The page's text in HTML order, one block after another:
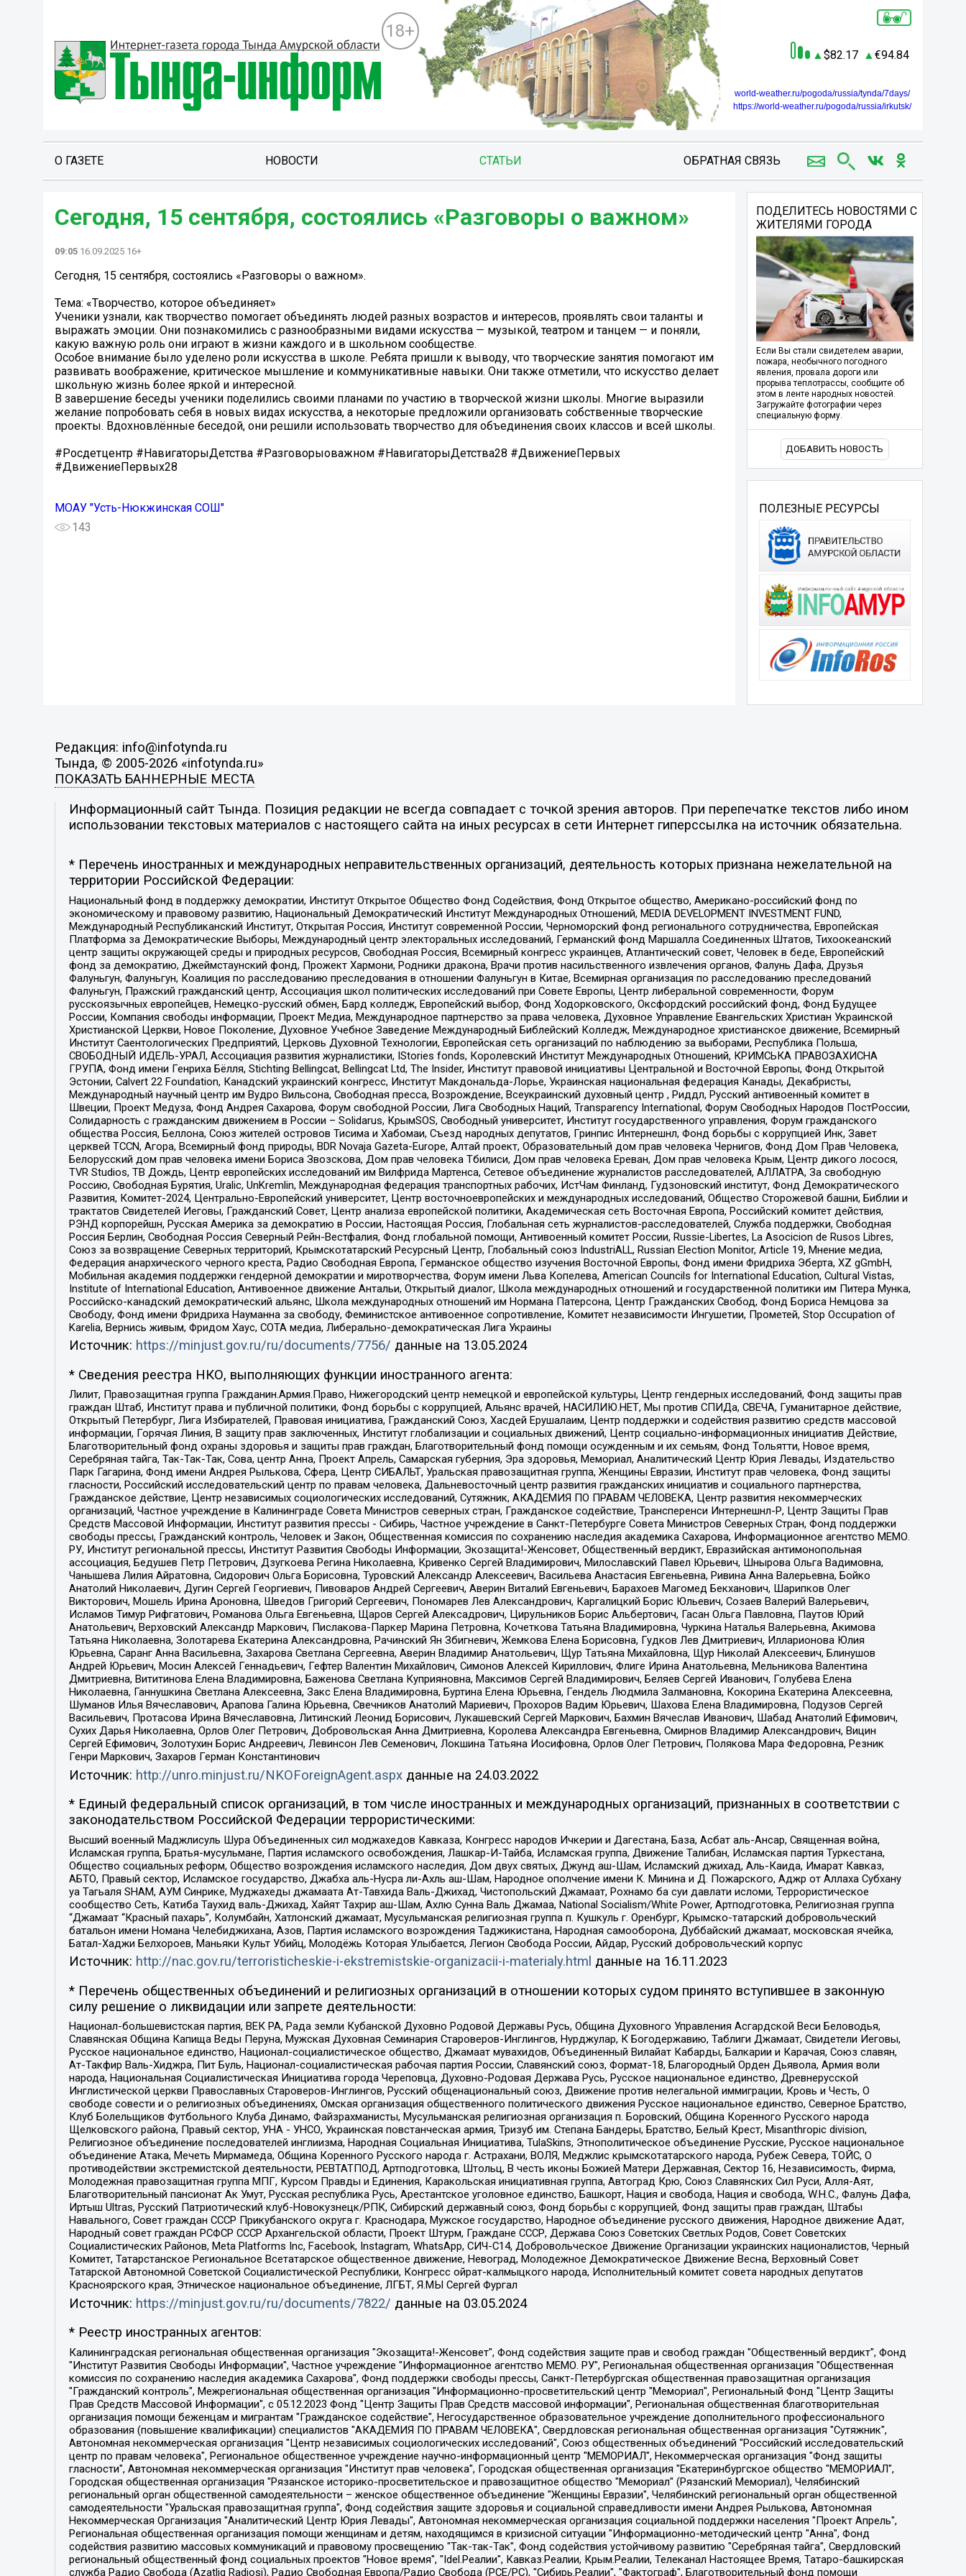
18+
82.17 94.84
world-weather.ru/pogoda/russia/tynda/7days/
https://world-weather.ru/pogoda/russia/irkutsk/
О ГАЗЕТЕ НОВОСТИ СТАТЬИ ОБРАТНАЯ СВЯЗЬ
Сегодня, 15 сентября, состоялись «Разговоры о важном»
09:05 16.09.2025 16+
Сегодня, 15 сентября, состоялись «Разговоры о важном».
Тема: «Творчество, которое объединяет»
Ученики узнали, как творчество помогает объединять людей разных возрастов и интересов, проявлять свои таланты и
выражать эмоции. Они познакомились с разнообразными видами искусства — музыкой, театром и танцем — и поняли,
какую важную роль они играют в жизни каждого и в школьном сообществе.
Особое внимание было уделено роли искусства в школе. Ребята пришли к выводу, что творческие занятия помогают им
развивать воображение, критическое мышление и коммуникативные навыки. Они также отметили, что искусство делает
школьную жизнь более яркой и интересной.
В завершение беседы ученики поделились своими планами по участию в творческой жизни школы. Многие выразили
желание попробовать себя в новых видах искусства, а некоторые предложили организовать собственные творческие
проекты. Вдохновлённые беседой, они решили использовать творчество для объединения своих классов и всей школы.
#Росдетцентр #НавигаторыДетства #Разговорыоважном #НавигаторыДетства28 #ДвижениеПервых
#ДвижениеПервых28
МОАУ "Усть-Нюкжинская СОШ"
143
ПОДЕЛИТЕСЬ НОВОСТЯМИ С
ЖИТЕЛЯМИ ГОРОДА
Если Вы стали свидетелем аварии,
пожара, необычного погодного
явления, провала дороги или
прорыва теплотрассы, сообщите об
этом в ленте народных новостей.
Загружайте фотографии через
специальную форму.
ДОБАВИТЬ НОВОСТЬ
ПОЛЕЗНЫЕ РЕСУРСЫ
Редакция: info@infotynda.ru
Тында, © 2005-2026 «infotynda.ru»
ПОКАЗАТЬ БАННЕРНЫЕ МЕСТА
Информационный сайт Тында. Позиция редакции не всегда совпадает с точкой зрения авторов. При перепечатке текстов либо ином
использовании текстовых материалов с настоящего сайта на иных ресурсах в сети Интернет гиперссылка на источник обязательна.
* Перечень иностранных и международных неправительственных организаций, деятельность которых признана нежелательной на
территории Российской Федерации:
Национальный фонд в поддержку демократии, Институт Открытое Общество Фонд Содействия, Фонд Открытое общество, Американо-российский фонд по
экономическому и правовому развитию, Национальный Демократический Институт Международных Отношений, MEDIA DEVELOPMENT INVESTMENT FUND,
Международный Республиканский Институт, Открытая Россия, Институт современной России, Черноморский фонд регионального сотрудничества, Европейская
Платформа за Демократические Выборы, Международный центр электоральных исследований, Германский фонд Маршалла Соединенных Штатов, Тихоокеанский
центр защиты окружающей среды и природных ресурсов, Свободная Россия, Всемирный конгресс украинцев, Атлантический совет, Человек в беде, Европейский
фонд за демократию, Джеймстаунский фонд, Прожект Хармони, Родники дракона, Врачи против насильственного извлечения органов, Фалунь Дафа, Друзья
Фалуньгун, Фалуньгун, Коалиция по расследованию преследования в отношении Фалуньгун в Китае, Всемирная организация по расследованию преследований
Фалуньгун, Пражский гражданский центр, Ассоциация школ политических исследований при Совете Европы, Центр либеральной современности, Форум
русскоязычных европейцев, Немецко-русский обмен, Бард колледж, Европейский выбор, Фонд Ходорковского, Оксфордский российский фонд, Фонд Будущее
России, Компания свободы информации, Проект Медиа, Международное партнерство за права человека, Духовное Управление Евангельских Христиан Украинской
Христианской Церкви, Новое Поколение, Духовное Учебное Заведение Международный Библейский Колледж, Международное христианское движение, Всемирный
Институт Саентологических Предприятий, Церковь Духовной Технологии, Европейская сеть организаций по наблюдению за выборами, Республика Польша,
СВОБОДНЫЙ ИДЕЛЬ-УРАЛ, Ассоциация развития журналистики, IStories fonds, Королевский Институт Международных Отношений, КРИМСЬКА ПРАВОЗАХИСНА
ГРУПА, Фонд имени Генриха Бёлля, Stichting Bellingcat, Bellingcat Ltd, The Insider, Институт правовой инициативы Центральной и Восточной Европы, Фонд Открытой
Эстонии, Calvert 22 Foundation, Канадский украинский конгресс, Институт Макдональда-Лорье, Украинская национальная федерация Канады, Декабристы,
Международный научный центр им Вудро Вильсона, Свободная пресса, Возрождение, Всеукраинский духовный центр , Риддл, Русский антивоенный комитет в
Швеции, Проект Медуза, Фонд Андрея Сахарова, Форум свободной России, Лига Свободных Наций, Transparеncy International, Форум Свободных Народов ПостРоссии,
Солидарность с гражданским движением в России – Solidarus, КрымSOS, Свободный университет, Институт государственного управления, Форум гражданского
общества Россия, Беллона, Союз жителей островов Тисима и Хабомаи, Съезд народных депутатов, Гринпис Интернешнл, Фонд борьбы с коррупцией Инк, Завет
церквей TCCN, Агора, Всемирный фонд природы, BDR Novaja Gazeta-Europe, Алтай проект, Образовательный дом прав человека Чернигов, Фонд Дом Прав Человека,
Белорусский дом прав человека имени Бориса Звозскова, Дом прав человека Тбилиси, Дом прав человека Ереван, Дом прав человека Крым, Центр дикого лосося,
TVR Studios, ТВ Дождь, Центр европейских исследований им Вилфрида Мартенса, Сетевое объединение журналистов расследователей, АЛЛАТРА, За свободную
Россию, Свободная Бурятия, Uralic, UnKremlin, Международная федерация транспортных рабочих, ИстЧам Финланд, Гудзоновский институт, Фонд Демократического
Развития, Комитет-2024, Центрально-Европейский университет, Центр восточноевропейских и международных исследований, Общество Сторожевой башни, Библии и
трактатов Свидетелей Иеговы, Гражданский Совет, Центр анализа европейской политики, Академическая сеть Восточная Европа, Российский комитет действия,
РЭНД корпорейшн, Русская Америка за демократию в России, Настоящая Россия, Глобальная сеть журналистов-расследователей, Служба поддержки, Свободная
Россия Берлин, Свободная Россия Северный Рейн-Вестфалия, Фонд глобальной помощи, Антивоенный комитет России, Russie-Libertes, La Asocicion de Rusos Libres,
Союз за возвращение Северных территорий, Крымскотатарский Ресурсный Центр, Глобальный союз IndustriALL, Russian Election Monitor, Article 19, Мнение медиа,
Федерация анархического черного креста, Радио Свободная Европа, Германское общество изучения Восточной Европы, Фонд имени Фридриха Эберта, XZ gGmbH,
Мобильная академия поддержки гендерной демократии и миротворчества, Форум имени Льва Копелева, American Councils for International Education, Cultural Vistas,
Institute of International Education, Антивоенное движение Антальи, Открытый диалог, Школа международных отношений и государственной политики им Питера Мунка,
Российско-канадский демократический альянс, Школа международных отношений им Нормана Патерсона, Центр Гражданских Свобод, Фонд Бориса Немцова за
Свободу, Фонд имени Фридриха Науманна за свободу, Феминистское антивоенное сопротивление, Комитет независимости Ингушетии, Прометей, Stop Occupation of
Karelia, Вернись живым, Фридом Хаус, СОТА медиа, Либерально-демократическая Лига Украины
Источник: https://minjust.gov.ru/ru/documents/7756/ данные на 13.05.2024
* Сведения реестра НКО, выполняющих функции иностранного агента:
Лилит, Правозащитная группа Гражданин.Армия.Право, Нижегородский центр немецкой и европейской культуры, Центр гендерных исследований, Фонд защиты прав
граждан Штаб, Институт права и публичной политики, Фонд борьбы с коррупцией, Альянс врачей, НАСИЛИЮ.НЕТ, Мы против СПИДа, СВЕЧА, Гуманитарное действие,
Открытый Петербург, Лига Избирателей, Правовая инициатива, Гражданский Союз, Хасдей Ерушалаим, Центр поддержки и содействия развитию средств массовой
информации, Горячая Линия, В защиту прав заключенных, Институт глобализации и социальных движений, Центр социально-информационных инициатив Действие,
Благотворительный фонд охраны здоровья и защиты прав граждан, Благотворительный фонд помощи осужденным и их семьям, Фонд Тольятти, Новое время,
Серебряная тайга, Так-Так-Так, Сова, центр Анна, Проект Апрель, Самарская губерния, Эра здоровья, Мемориал, Аналитический Центр Юрия Левады, Издательство
Парк Гагарина, Фонд имени Андрея Рылькова, Сфера, Центр СИБАЛЬТ, Уральская правозащитная группа, Женщины Евразии, Институт прав человека, Фонд защиты
гласности, Российский исследовательский центр по правам человека, Дальневосточный центр развития гражданских инициатив и социального партнерства,
Гражданское действие, Центр независимых социологических исследований, Сутяжник, АКАДЕМИЯ ПО ПРАВАМ ЧЕЛОВЕКА, Центр развития некоммерческих
организаций, Частное учреждение в Калининграде Совета Министров северных стран, Гражданское содействие, Трансперенси Интернешнл-Р, Центр Защиты Прав
Средств Массовой Информации, Институт развития прессы - Сибирь, Частное учреждение в Санкт-Петербурге Совета Министров Северных Стран, Фонд поддержки
свободы прессы, Гражданский контроль, Человек и Закон, Общественная комиссия по сохранению наследия академика Сахарова, Информационное агентство МЕМО.
РУ, Институт региональной прессы, Институт Развития Свободы Информации, Экозащита!-Женсовет, Общественный вердикт, Евразийская антимонопольная
ассоциация, Бедушев Петр Петрович, Дзугкоева Регина Николаевна, Кривенко Сергей Владимирович, Милославский Павел Юрьевич, Шнырова Ольга Вадимовна,
Чанышева Лилия Айратовна, Сидорович Ольга Борисовна, Туровский Александр Алексеевич, Васильева Анастасия Евгеньевна, Ривина Анна Валерьевна, Бойко
Анатолий Николаевич, Дугин Сергей Георгиевич, Пивоваров Андрей Сергеевич, Аверин Виталий Евгеньевич, Барахоев Магомед Бекханович, Шарипков Олег
Викторович, Мошель Ирина Ароновна, Шведов Григорий Сергеевич, Пономарев Лев Александрович, Каргалицкий Борис Юльевич, Созаев Валерий Валерьевич,
Исламов Тимур Рифгатович, Романова Ольга Евгеньевна, Щаров Сергей Алексадрович, Цирульников Борис Альбертович, Гасан Ольга Павловна, Паутов Юрий
Анатольевич, Верховский Александр Маркович, Пислакова-Паркер Марина Петровна, Кочеткова Татьяна Владимировна, Чуркина Наталья Валерьевна, Акимова
Татьяна Николаевна, Золотарева Екатерина Александровна, Рачинский Ян Збигневич, Жемкова Елена Борисовна, Гудков Лев Дмитриевич, Илларионова Юлия
Юрьевна, Саранг Анна Васильевна, Захарова Светлана Сергеевна, Аверин Владимир Анатольевич, Щур Татьяна Михайловна, Щур Николай Алексеевич, Блинушов
Андрей Юрьевич, Мосин Алексей Геннадьевич, Гефтер Валентин Михайлович, Симонов Алексей Кириллович, Флиге Ирина Анатольевна, Мельникова Валентина
Дмитриевна, Вититинова Елена Владимировна, Баженова Светлана Куприяновна, Максимов Сергей Владимирович, Беляев Сергей Иванович, Голубева Елена
Николаевна, Ганнушкина Светлана Алексеевна, Закс Елена Владимировна, Буртина Елена Юрьевна, Гендель Людмила Залмановна, Кокорина Екатерина Алексеевна,
Шуманов Илья Вячеславович, Арапова Галина Юрьевна, Свечников Анатолий Мариевич, Прохоров Вадим Юрьевич, Шахова Елена Владимировна, Подузов Сергей
Васильевич, Протасова Ирина Вячеславовна, Литинский Леонид Борисович, Лукашевский Сергей Маркович, Бахмин Вячеслав Иванович, Шабад Анатолий Ефимович,
Сухих Дарья Николаевна, Орлов Олег Петрович, Добровольская Анна Дмитриевна, Королева Александра Евгеньевна, Смирнов Владимир Александрович, Вицин
Сергей Ефимович, Золотухин Борис Андреевич, Левинсон Лев Семенович, Локшина Татьяна Иосифовна, Орлов Олег Петрович, Полякова Мара Федоровна, Резник
Генри Маркович, Захаров Герман Константинович
Источник: http://unro.minjust.ru/NKOForeignAgent.aspxданные на 24.03.2022
* Единый федеральный список организаций, в том числе иностранных и международных организаций, признанных в соответствии с
законодательством Российской Федерации террористическими:
Высший военный Маджлисуль Шура Объединенных сил моджахедов Кавказа, Конгресс народов Ичкерии и Дагестана, База, Асбат аль-Ансар, Священная война,
Исламская группа, Братья-мусульмане, Партия исламского освобождения, Лашкар-И-Тайба, Исламская группа, Движение Талибан, Исламская партия Туркестана,
Общество социальных реформ, Общество возрождения исламского наследия, Дом двух святых, Джунд аш-Шам, Исламский джихад, Аль-Каида, Имарат Кавказ,
АБТО, Правый сектор, Исламское государство, Джабха аль-Нусра ли-Ахль аш-Шам, Народное ополчение имени К. Минина и Д. Пожарского, Аджр от Аллаха Субхану
уа Тагьаля SHAM, АУМ Синрике, Муджахеды джамаата Ат-Тавхида Валь-Джихад, Чистопольский Джамаат, Рохнамо ба суи давлати исломи, Террористическое
сообщество Сеть, Катиба Таухид валь-Джихад, Хайят Тахрир аш-Шам, Ахлю Сунна Валь Джамаа, National Socialism/White Power, Артподготовка, Религиозная группа
“Джамаат “Красный пахарь”, Колумбайн, Хатлонский джамаат, Мусульманская религиозная группа п. Кушкуль г. Оренбург, Крымско-татарский добровольческий
батальон имени Номана Челебиджихана, Азов, Партия исламского возрождения Таджикистана, Народная самооборона, Дуббайский джамаат, московская ячейка,
Батал-Хаджи Белхороев, Маньяки Культ Убийц, Молодёжь Которая Улыбается, Легион Свобода России, Айдар, Русский добровольческий корпус
Источник: http://nac.gov.ru/terroristicheskie-i-ekstremistskie-organizacii-i-materialy.html данные на 16.11.2023
* Перечень общественных объединений и религиозных организаций в отношении которых судом принято вступившее в законную
силу решение о ликвидации или запрете деятельности:
Национал-большевистская партия, ВЕК РА, Рада земли Кубанской Духовно Родовой Державы Русь, Община Духовного Управления Асгардской Веси Беловодья,
Славянская Община Капища Веды Перуна, Мужская Духовная Семинария Староверов-Инглингов, Нурджулар, К Богодержавию, Таблиги Джамаат, Свидетели Иеговы,
Русское национальное единство, Национал-социалистическое общество, Джамаат мувахидов, Объединенный Вилайат Кабарды, Балкарии и Карачая, Союз славян,
Ат-Такфир Валь-Хиджра, Пит Буль, Национал-социалистическая рабочая партия России, Славянский союз, Формат-18, Благородный Орден Дьявола, Армия воли
народа, Национальная Социалистическая Инициатива города Череповца, Духовно-Родовая Держава Русь, Русское национальное единство, Древнерусской
Инглистической церкви Православных Староверов-Инглингов, Русский общенациональный союз, Движение против нелегальной иммиграции, Кровь и Честь, О
свободе совести и о религиозных объединениях, Омская организация общественного политического движения Русское национальное единство, Северное Братство,
Клуб Болельщиков Футбольного Клуба Динамо, Файзрахманисты, Мусульманская религиозная организация п. Боровский, Община Коренного Русского народа
Щелковского района, Правый сектор, УНА - УНСО, Украинская повстанческая армия, Тризуб им. Степана Бандеры, Братство, Белый Крест, Misanthropic division,
Религиозное объединение последователей инглиизма, Народная Социальная Инициатива, TulaSkins, Этнополитическое объединение Русские, Русское национальное
объединение Атака, Мечеть Мирмамеда, Община Коренного Русского народа г. Астрахани, ВОЛЯ, Меджлис крымскотатарского народа, Рубеж Севера, ТОЙС, О
противодействии экстремистской деятельности, РЕВТАТПОД, Артподготовка, Штольц, В честь иконы Божией Матери Державная, Сектор 16, Независимость, Фирма,
Молодежная правозащитная группа МПГ, Курсом Правды и Единения, Каракольская инициативная группа, Автоград Крю, Союз Славянских Сил Руси, Алля-Аят,
Благотворительный пансионат Ак Умут, Русская республика Русь, Арестантское уголовное единство, Башкорт, Нация и свобода, Нация и свобода, W.H.С., Фалунь Дафа,
Иртыш Ultras, Русский Патриотический клуб-Новокузнецк/РПК, Сибирский державный союз, Фонд борьбы с коррупцией, Фонд защиты прав граждан, Штабы
Навального, Совет граждан СССР Прикубанского округа г. Краснодара, Мужское государство, Народное объединение русского движения, Народное движение Адат,
Народный совет граждан РСФСР СССР Архангельской области, Проект Штурм, Граждане СССР, Держава Союз Советских Светлых Родов, Совет Советских
Социалистических Районов, Meta Platforms Inc, Facebook, Instagram, WhatsApp, СИЧ-С14, Добровольческое Движение Организации украинских националистов, Черный
Комитет, Татарстанское Региональное Всетатарское общественное движение, Невоград, Молодежное Демократическое Движение Весна, Верховный Совет
Татарской Автономной Советской Социалистической Республики, Конгресс ойрат-калмыцкого народа, Исполнительный комитет совета народных депутатов
Красноярского края, Этническое национальное объединение, ЛГБТ, Я.МЫ Сергей Фургал
Источник: https://minjust.gov.ru/ru/documents/7822/ данные на 03.05.2024
* Реестр иностранных агентов:
Калининградская региональная общественная организация "Экозащита!-Женсовет", Фонд содействия защите прав и свобод граждан "Общественный вердикт", Фонд "Институт Развития Свободы Информации", Частное учреждение "Информационное агентство МЕМО. РУ", Региональная общественная организация "Общественная комиссия по сохранению наследия академика Сахарова", Фонд поддержки свободы прессы, Санкт-Петербургская общественная правозащитная организация "Гражданский контроль", Межрегиональная общественная организация "Информационно-просветительский центр "Мемориал", Региональный Фонд "Центр Защиты Прав Средств Массовой Информации", с 05.12.2023 Фонд "Центр Защиты Прав Средств массовой информации", Региональная общественная благотворительная организация помощи беженцам и мигрантам "Гражданское содействие", Негосударственное образовательное учреждение дополнительного профессионального образования (повышение квалификации) специалистов "АКАДЕМИЯ ПО ПРАВАМ ЧЕЛОВЕКА", Свердловская региональная общественная организация "Сутяжник", Автономная некоммерческая организация "Центр независимых социологических исследований", Союз общественных объединений "Российский исследовательский центр по правам человека", Региональное общественное учреждение научно-информационный центр "МЕМОРИАЛ", Некоммерческая организация "Фонд защиты гласности", Автономная некоммерческая организация "Институт прав человека", Городская общественная организация "Екатеринбургское общество "МЕМОРИАЛ", Городская общественная организация "Рязанское историко-просветительское и правозащитное общество "Мемориал" (Рязанский Мемориал), Челябинский региональный орган общественной самодеятельности – женское общественное объединение "Женщины Евразии", Челябинский региональный орган общественной самодеятельности "Уральская правозащитная группа", Фонд содействия защите здоровья и социальной справедливости имени Андрея Рылькова, Автономная Некоммерческая Организация "Аналитический Центр Юрия Левады", Автономная некоммерческая организация социальной поддержки населения "Проект Апрель", Региональная общественная организация помощи женщинам и детям, находящимся в кризисной ситуации "Информационно-методический центр "Анна", Фонд содействия развитию массовых коммуникаций и правовому просвещению "Так-так-Так", Фонд содействия устойчивому развитию "Серебряная тайга", Свердловский региональный общественный фонд социальных проектов "Новое время", "Idel.Реалии", Кавказ.Реалии, Крым.Реалии, Телеканал Настоящее Время, Татаро-башкирская служба Радио Свобода (Azatliq Radiosi), Радио Свободная Европа/Радио Свобода (PCE/PC), "Сибирь.Реалии", "Фактограф", Благотворительный фонд помощи осужденным и их семьям, Автономная некоммерческая организация "Институт глобализации и социальных движений", Фонд "В защиту прав заключенных", Частное учреждение "Центр поддержки и содействия развитию средств массовой информации", Пензенский региональный общественный благотворительный фонд "Гражданский союз", "Север.Реалии", Некоммерческая организация Фонд "Правовая инициатива", Общество с ограниченной ответственностью "Радио Свободная Европа/Радио Свобода", Чешское информационное агентство "MEDIUM-ORIENT", Красноярская региональная общественная организация "Мы против СПИДа", Камалягин Денис Николаевич, Маркелов Сергей Евгеньевич, Пономарев Лев Александрович, Савицкая Людмила Алексеевна, Автономная некоммерческая организация "Центр по работе с проблемой насилия "НАСИЛИЮ.НЕТ", Межрегиональный профессиональный союз работников здравоохранения "Альянс врачей", Юридическое лицо, зарегистрированное в Латвийской Республике, SIA "Medusa Project" (регистрационный номер 40103797863, дата регистрации 10.06.2014), Некоммерческая организация "Фонд по борьбе с коррупцией", Автономная некоммерческая организация "Институт права и публичной политики", Баданин Роман Сергеевич, Гликин Максим Александрович, Железнова Мария Михайловна, Лукьянова Юлия Сергеевна, Маетная Елизавета Витальевна, Маняхин Петр Борисович, Чуракова Ольга Владимировна, Ярош Юлия Петровна, Юридическое лицо "The Insider SIA", зарегистрированное в Риге, Латвийская Республика (дата регистрации 26.06.2015), являющееся администратором доменного имени интернет-издания "The Insider SIA", https://theins.ru, Постернак Алексей Евгеньевич, Рубин Михаил Аркадьевич, Анин Роман Александрович, Юридическое лицо Istories fonds, зарегистрированное в Латвийской Республике (регистрационный номер 50008295751, дата регистрации 24.02.2020), Великовский Дмитрий Александрович, Долинина Ирина Николаевна, Мароховская Алеся Алексеевна, Шлейнов Роман Юрьевич, Шмагун Олеся Валентиновна, Общество с ограниченной ответственностью "Альтаир 2021", Общество с ограниченной ответственностью "Вега 2021", Общество с ограниченной ответственностью "Главный редактор 2021", Общество с ограниченной ответственностью "Ромашки монолит", Важенков Артем Валерьевич, Ивановская областная общественная организация "Центр гендерных исследований", Гурман Юрий Альбертович, Медиапроект "ОВД-Инфо", Егоров Владимир Владимирович, Жилинский Владимир Александрович, Общество с ограниченной ответственностью "ЗП", Иванова София Юрьевна, Карезина Инна Павловна, Кильтау Екатерина Викторовна, Петров Алексей Викторович, Пискунов Сергей Евгеньевич, Смирнов Сергей Сергеевич, Тихонов Михаил Сергеевич, Общество с ограниченной ответственностью "ЖУРНАЛИСТ-ИНОСТРАННЫЙ АГЕНТ", Арапова Галина Юрьевна, Вольтская Татьяна Анатольевна, Американская компания "Mason G.E.S. Anonymous Foundation" (США), являющаяся владельцем интернет-издания https://mnews.world/, Компания "Stichting Bellingcat", зарегистрированная в Нидерландах (дата регистрации 11.07.2018), Захаров Андрей Вячеславович, Клепиковская Екатерина Дмитриевна, Общество с ограниченной ответственностью "МЕМО", Перл Роман Александрович, Симонов Евгений Алексеевич, Соловьева Елена Анатольевна, Сотников Даниил Владимирович, Сурначева Елизавета Дмитриевна, Автономная некоммерческая организация по защите прав человека и информированию населения "Якутия – Наше Мнение", Общество с ограниченной ответственностью "Москоу диджитал медиа", с 26.01.2023 Общество с ограниченной ответственностью "Чайка Белые сады", Ветошкина Валерия Валерьевна, Заговора Максим Александрович, Межрегиональное общественное движение "Российская ЛГБТ - сеть", Оленичев Максим Владимирович, Павлов Иван Юрьевич, Скворцова Елена Сергеевна, Общество с ограниченной ответственностью "Как бы инагент", Кочетков Игорь Викторович, Общество с ограниченной ответственностью "Честные выборы", Еланчик Олег Александрович, Общество с ограниченной ответственностью "Нобелевский призыв", Гималова Регина Эмилевна, Григорьев Андрей Валерьевич, Григорьева Алина Александровна, Ассоциация по содействию защите прав призывников, альтернативнослужащих и военнослужащих "Правозащитная группа "Гражданин.Армия.Право", Хисамова Регина Фаритовна, Автономная некоммерческая организация по реализации социально-правовых программ "Лилит", Дальневосточное общественное движение "Маяк", Санкт-Петербургская ЛГБТ-инициативная группа "Выход", Инициативная группа ЛГБТ+ "Реверс", Алексеев Андрей Викторович, Бекбулатова Таисия Львовна, Беляев Иван Михайлович, Владыкина Елена Сергеевна, Гельман Марат Александрович, Никульшина Вероника Юрьевна, Толоконникова Надежда Андреевна, Шендерович Виктор Анатольевич, Общество с ограниченной ответственностью "Данное сообщение", Общество с ограниченной ответственностью Издательский дом "Новая глава", Айнбиндер Александра Александровна, Московский комьюнити-центр для ЛГБТ+инициатив, Благотворительный фонд развития филантропии, Deutsche Welle (Германия, Kurt-Schumacher-Strasse 3, 53113 Bonn), Борзунова Мария Михайловна, Воробьев Виктор Викторович, Голубева Анна Львовна, Константинова Алла Михайловна, Малкова Ирина Владимировна, Мурадов Мурад Абдулгалимович, Осетинская Елизавета Николаевна, Понасенков Евгений Николаевич, Ганапольский Матвей Юрьевич, Киселев Евгений Алексеевич, Борухович Ирина Григорьевна, Дремин Иван Тимофеевич, Дубровский Дмитрий Викторович, Красноярская региональная общественная организация поддержки и развития альтернативных образовательных технологий и межкультурных коммуникаций "ИНТЕРРА", Маяковская Екатерина Алексеевна, Фейгин Марк Захарович, Филимонов Андрей Викторович, Дзугкоева Регина Николаевна, Доброхотов Роман Александрович, Дудь Юрий Александрович, Елкин Сергей Владимирович, Кругликов Кирилл Игоревич, Сабунаева Мария Леонидовна, Семенов Алексей Владимирович, Шаинян Карен Багратович, Шульман Екатерина Михайловна, Асафьев Артур Валерьевич, Вахштайн Виктор Семенович, Венедиктов Алексей Алексеевич, Лушникова Екатерина Евгеньевна, Волков Леонид Михайлович, Невзоров Александр Глебович, Пархоменко Сергей Борисович, Сироткин Ярослав Николаевич, Кара-Мурза Владимир Владимирович, Баранова Наталья Владимировна, Гозман Леонид Яковлевич, Кагарлицкий Борис Юльевич, Климарев Михаил Валерьевич, Милов Владимир Станиславович, Автономная некоммерческая организация Краснодарский центр современного искусства "Типография", Моргенштерн Алишер Тагирович, Соболь Любовь Эдуардовна, Общество с ограниченной ответственностью "ЛИЗА НОРМ", Каспаров Гарри Кимович, Ходорковский Михаил Борисович, Общество с ограниченной ответственностью "Апрельские тезисы", Данилович Ирина Брониславовна, Кашин Олег Владимирович, Петров Николай Владимирович, Пивоваров Алексей Владимирович, Соколов Михаил Владимирович, Цветкова Юлия Владимировна, Чичваркин Евгений Александрович, Комитет против пыток/Команда против пыток, Общество с ограниченной ответственностью "Первый научный", Общество с ограниченной ответственностью "Вертолет и ко", Белоцерковская Вероника Борисовна, Кац Максим Евгеньевич, Лазарева Татьяна Юрьевна, Шаведдинов Руслан Табризович, Яшин Илья Валерьевич, Общество с ограниченной ответственностью "Иноагент ААВ", Алешковский Дмитрий Петрович, Альбац Евгения Марковна, Быков Дмитрий Львович, Галямина Юлия Евгеньевна, Лойко Сергей Леонидович, Мартынов Кирилл Константинович, Медведев Сергей Александрович, Крашенинников Федор Геннадиевич, Гордеева Катерина Вл